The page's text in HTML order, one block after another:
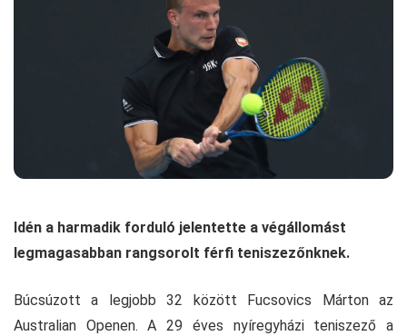
Idén a harmadik forduló jelentette a végállomást
legmagasabban rangsorolt férfi teniszezőnknek.
Búcsúzott a legjobb 32 között Fucsovics Márton az
Australian Openen. A 29 éves nyíregyházi teniszező a